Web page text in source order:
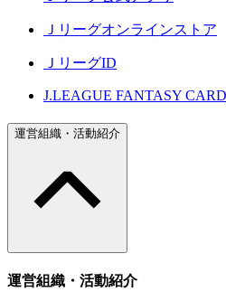
Ｊリーグオンラインストア
ＪリーグID
J.LEAGUE FANTASY CARD
運営組織・活動紹介
運営組織・活動紹介